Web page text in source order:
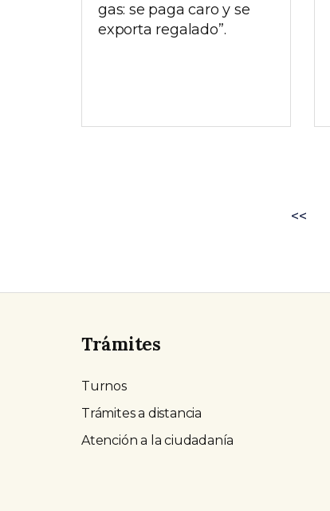
gas: se paga caro y se
exporta regalado”.
<<
Trámites
Turnos
Trámites a distancia
Atención a la ciudadanía